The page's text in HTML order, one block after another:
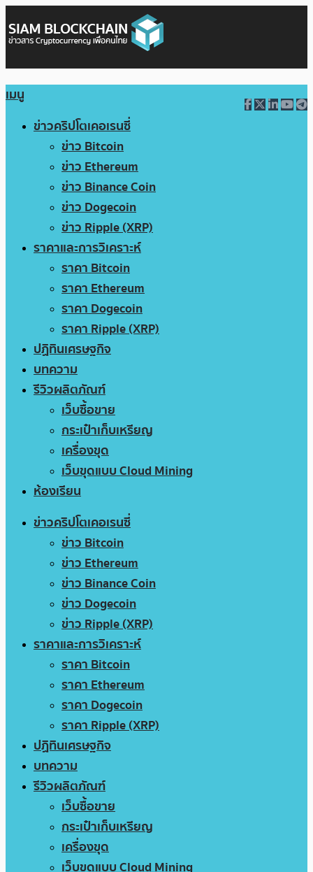
เมนู
ข่าวคริปโตเคอเรนซี่
ข่าว Bitcoin
ข่าว Ethereum
ข่าว Binance Coin
ข่าว Dogecoin
ข่าว Ripple (XRP)
ราคาและการวิเคราะห์
ราคา Bitcoin
ราคา Ethereum
ราคา Dogecoin
ราคา Ripple (XRP)
ปฏิทินเศรษฐกิจ
บทความ
รีวิวผลิตภัณฑ์
เว็บซื้อขาย
กระเป๋าเก็บเหรียญ
เครื่องขุด
เว็บขุดแบบ Cloud Mining
ห้องเรียน
ข่าวคริปโตเคอเรนซี่
ข่าว Bitcoin
ข่าว Ethereum
ข่าว Binance Coin
ข่าว Dogecoin
ข่าว Ripple (XRP)
ราคาและการวิเคราะห์
ราคา Bitcoin
ราคา Ethereum
ราคา Dogecoin
ราคา Ripple (XRP)
ปฏิทินเศรษฐกิจ
บทความ
รีวิวผลิตภัณฑ์
เว็บซื้อขาย
กระเป๋าเก็บเหรียญ
เครื่องขุด
เว็บขุดแบบ Cloud Mining